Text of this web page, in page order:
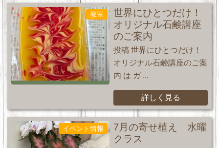
教室
世界にひとつだけ！
オリジナル石鹸講座
のご案内
投稿 世界にひとつだけ！
オリジナル石鹸講座のご案
内 は ガ ...
詳しく見る
イベント情報
7月の寄せ植え 水曜
クラス